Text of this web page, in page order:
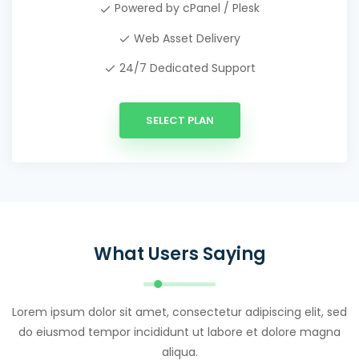
Powered by cPanel / Plesk
Web Asset Delivery
24/7 Dedicated Support
SELECT PLAN
What Users Saying
Lorem ipsum dolor sit amet, consectetur adipiscing elit, sed
do eiusmod tempor incididunt ut labore et dolore magna
aliqua.